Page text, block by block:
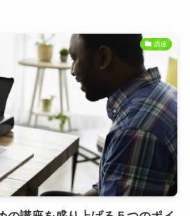
講座